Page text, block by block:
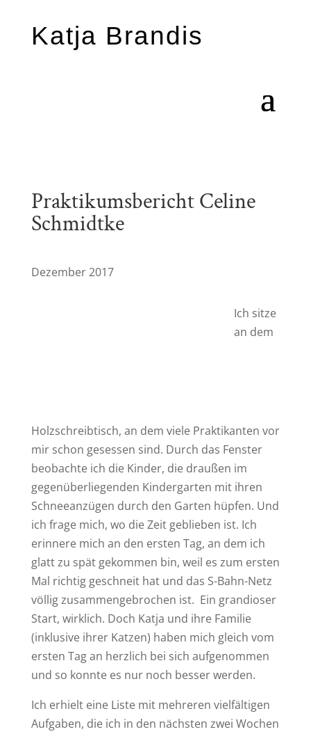
Katja Brandis
Praktikumsbericht Celine
Schmidtke
Dezember 2017
Ich sitze
an dem
Holzschreibtisch, an dem viele Praktikanten vor
mir schon gesessen sind. Durch das Fenster
beobachte ich die Kinder, die draußen im
gegenüberliegenden Kindergarten mit ihren
Schneeanzügen durch den Garten hüpfen. Und
ich frage mich, wo die Zeit geblieben ist. Ich
erinnere mich an den ersten Tag, an dem ich
glatt zu spät gekommen bin, weil es zum ersten
Mal richtig geschneit hat und das S-Bahn-Netz
völlig zusammengebrochen ist. Ein grandioser
Start, wirklich. Doch Katja und ihre Familie
(inklusive ihrer Katzen) haben mich gleich vom
ersten Tag an herzlich bei sich aufgenommen
und so konnte es nur noch besser werden.
Ich erhielt eine Liste mit mehreren vielfältigen
Aufgaben, die ich in den nächsten zwei Wochen